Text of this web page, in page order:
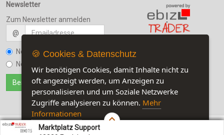
Marktplatz Support
Newsletter
Zum Newsletter anmelden
@
Newsletter bestellen
Newsletter kündigen
Jetzt auf unserer Seite:
Besuchen Sie auch unsere
Sozialmedia-Seiten
🍪 Cookies & Datenschutz
Wir benötigen Cookies, damit Inhalte nicht zu
oft angezeigt werden, um Anzeigen zu
personalisieren und um Soziale Netzwerke
Zugriffe analysieren zu können. Mehr
Informationen